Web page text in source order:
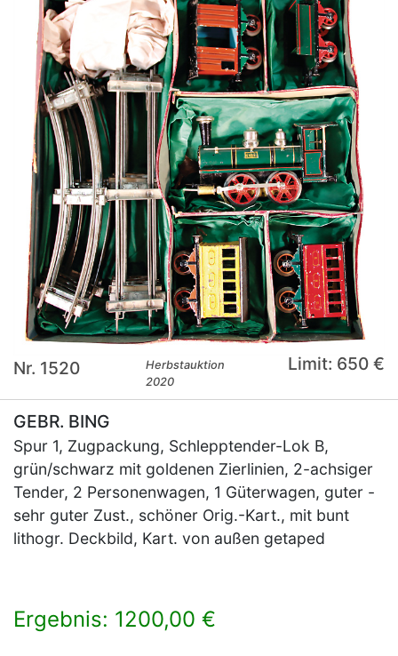
Nr. 1520
Herbstauktion
2020
Limit: 650 €
GEBR. BING
Spur 1, Zugpackung, Schlepptender-Lok B,
grün/schwarz mit goldenen Zierlinien, 2-achsiger
Tender, 2 Personenwagen, 1 Güterwagen, guter -
sehr guter Zust., schöner Orig.-Kart., mit bunt
lithogr. Deckbild, Kart. von außen getaped
Ergebnis: 1200,00 €